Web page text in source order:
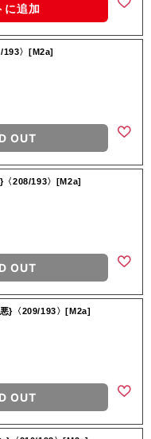
に追加
193〉[M2a]
OUT
〈208/193〉[M2a]
OUT
}〈209/193〉[M2a]
OUT